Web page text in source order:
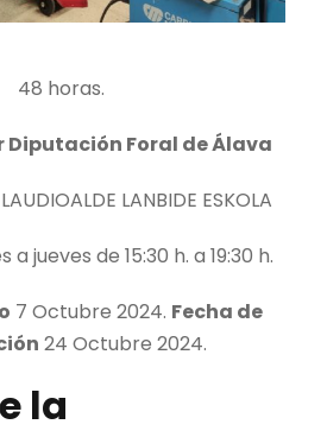
48 horas.
Diputación Foral de Álava
LANBIDE ESKOLA
a jueves de 15:30 h. a 19:30 h.
7 Octubre 2024. Fecha de
24 Octubre 2024.
la